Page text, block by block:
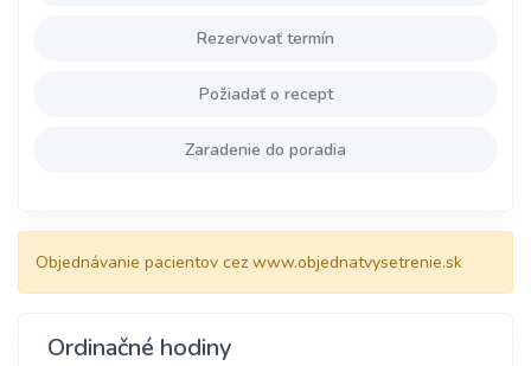
Rezervovať termín
Požiadať o recept
Zaradenie do poradia
Objednávanie pacientov cez www.objednatvysetrenie.sk
Ordinačné hodiny